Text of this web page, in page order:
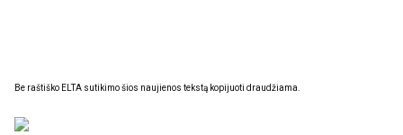
Be raštiško ELTA sutikimo šios naujienos tekstą kopijuoti draudžiama.